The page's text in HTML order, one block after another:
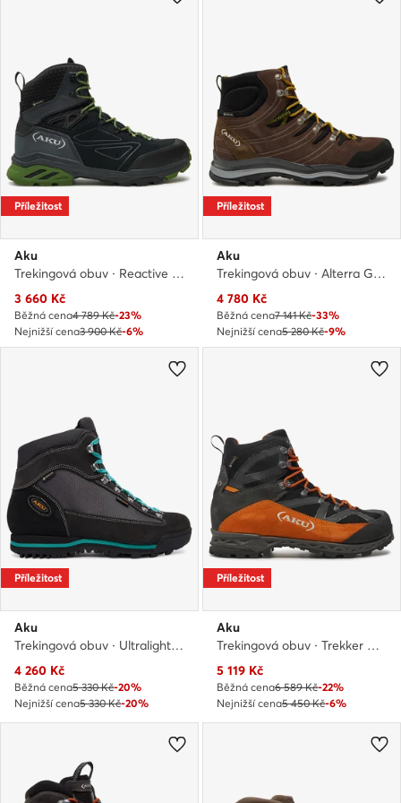
Příležitost
Aku
Trekingová obuv · Reactive Gtx GORE-TEX 668 · Šedá
Aktuální cena
3 660 Kč
Běžná cena4 789 Kč-23%
Nejnižší cena3 900 Kč-6%
Příležitost
Aku
Trekingová obuv · Alterra Gtx GORE-TEX 402 · Hnědá
Aktuální cena
4 780 Kč
Běžná cena7 141 Kč-33%
Nejnižší cena5 280 Kč-9%
Příležitost
Aku
Trekingová obuv · Ultralight Micro GTW GORE-TEX 365.1 · Šedá
Aktuální cena
4 260 Kč
Běžná cena5 330 Kč-20%
Nejnižší cena5 330 Kč-20%
Příležitost
Aku
Trekingová obuv · Trekker Pro II GTX 852 · Hnědá
Aktuální cena
5 119 Kč
Běžná cena6 589 Kč-22%
Nejnižší cena5 450 Kč-6%